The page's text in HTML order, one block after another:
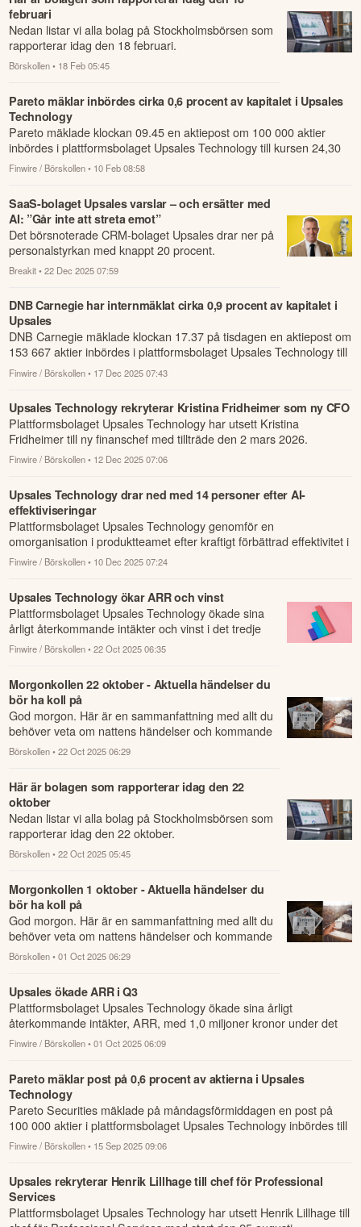
februari
Nedan listar vi alla bolag på Stockholmsbörsen som
rapporterar idag den 18 februari.
Börskollen • 18 Feb 05:45
Pareto mäklar inbördes cirka 0,6 procent av kapitalet i Upsales
Technology
Pareto mäklade klockan 09.45 en aktiepost om 100 000 aktier
inbördes i plattformsbolaget Upsales Technology till kursen 24,30
kronor.
Finwire / Börskollen • 10 Feb 08:58
SaaS-bolaget Upsales varslar – och ersätter med
AI: ”Går inte att streta emot”
Det börsnoterade CRM-bolaget Upsales drar ner på
personalstyrkan med knappt 20 procent.
Breakit • 22 Dec 2025 07:59
DNB Carnegie har internmäklat cirka 0,9 procent av kapitalet i
Upsales
DNB Carnegie mäklade klockan 17.37 på tisdagen en aktiepost om
153 667 aktier inbördes i plattformsbolaget Upsales Technology till
kursen 29...
Finwire / Börskollen • 17 Dec 2025 07:43
Upsales Technology rekryterar Kristina Fridheimer som ny CFO
Plattformsbolaget Upsales Technology har utsett Kristina
Fridheimer till ny finanschef med tillträde den 2 mars 2026.
Finwire / Börskollen • 12 Dec 2025 07:06
Upsales Technology drar ned med 14 personer efter AI-
effektiviseringar
Plattformsbolaget Upsales Technology genomför en
omorganisation i produktteamet efter kraftigt förbättrad effektivitet i
utvecklingsarbetet ...
Finwire / Börskollen • 10 Dec 2025 07:24
Upsales Technology ökar ARR och vinst
Plattformsbolaget Upsales Technology ökade sina
årligt återkommande intäkter och vinst i det tredje
kvartalet.
Finwire / Börskollen • 22 Oct 2025 06:35
Morgonkollen 22 oktober - Aktuella händelser du
bör ha koll på
God morgon. Här är en sammanfattning med allt du
behöver veta om nattens händelser och kommande
dagens viktigaste händelser på börsen.
Börskollen • 22 Oct 2025 06:29
Här är bolagen som rapporterar idag den 22
oktober
Nedan listar vi alla bolag på Stockholmsbörsen som
rapporterar idag den 22 oktober.
Börskollen • 22 Oct 2025 05:45
Morgonkollen 1 oktober - Aktuella händelser du
bör ha koll på
God morgon. Här är en sammanfattning med allt du
behöver veta om nattens händelser och kommande
dagens viktigaste händelser på börsen.
Börskollen • 01 Oct 2025 06:29
Upsales ökade ARR i Q3
Plattformsbolaget Upsales Technology ökade sina årligt
återkommande intäkter, ARR, med 1,0 miljoner kronor under det
tredje kvartalet.
Finwire / Börskollen • 01 Oct 2025 06:09
Pareto mäklar post på 0,6 procent av aktierna i Upsales
Technology
Pareto Securities mäklade på måndagsförmiddagen en post på
100 000 aktier i plattformsbolaget Upsales Technology inbördes till
kursen 33,45...
Finwire / Börskollen • 15 Sep 2025 09:06
Upsales rekryterar Henrik Lillhage till chef för Professional
Services
Plattformsbolaget Upsales Technology har utsett Henrik Lillhage till